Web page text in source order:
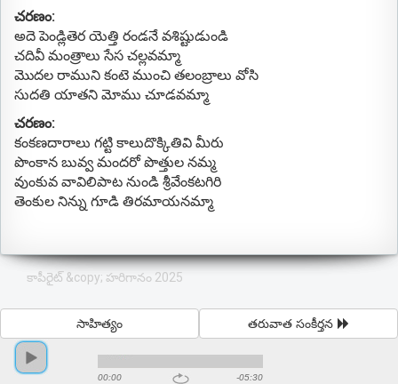
చరణం:
అదె పెండ్లితెర యెత్తి రండనే వశిష్టుడుండి
చదివీ మంత్రాలు సేస చల్లవమ్మా
మొదల రాముని కంటె ముంచి తలంబ్రాలు వోసి
సుదతి యాతని మోము చూడవమ్మా
చరణం:
కంకణదారాలు గట్టి కాలుదొక్కితివి మీరు
పొంకాన బువ్వ మందరో పొత్తుల నమ్మ
వుంకువ వావిలిపాట నుండి శ్రీవేంకటగిరి
తెంకుల నిన్ను గూడి తిరమాయనమ్మా
కాపీరైట్ &copy; హరిగానం 2025
తరువాత సంకీర్తన
సాహిత్యం
00:00 -05:30